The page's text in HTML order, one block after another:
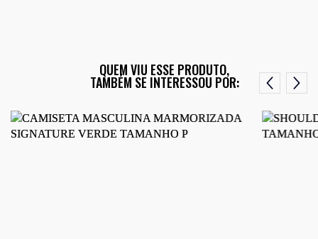
QUEM VIU ESSE PRODUTO,
TAMBÉM SE INTERESSOU POR: